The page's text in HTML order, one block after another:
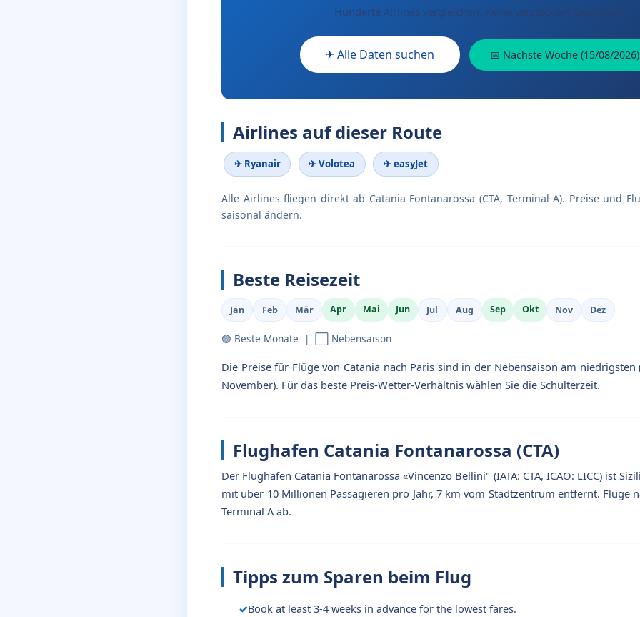
Hunderte Airlines vergleichen. Keine versteckten Gebühren.
✈ Alle Daten suchen 📅 Nächste Woche (15/08/2026)
Airlines auf dieser Route
✈ Ryanair ✈ Volotea ✈ easyJet
Alle Airlines fliegen direkt ab Catania Fontanarossa (CTA, Terminal A). Preise und
saisonal ändern.
Beste Reisezeit
Jan Feb Mär Apr Mai Jun Jul Aug Sep Okt Nov Dez
🟢 Beste Monate | ⬜ Nebensaison
Die Preise für Flüge von Catania nach Paris sind in der Nebensaison am niedrigsten
November). Für das beste Preis-Wetter-Verhältnis wählen Sie die Schulterzeit.
Flughafen Catania Fontanarossa (CTA)
Der Flughafen Catania Fontanarossa «Vincenzo Bellini" (IATA: CTA, ICAO: LICC) ist
mit über 10 Millionen Passagieren pro Jahr, 7 km vom Stadtzentrum entfernt. Flüge
Terminal A ab.
Tipps zum Sparen beim Flug
Book at least 3-4 weeks in advance for the lowest fares.